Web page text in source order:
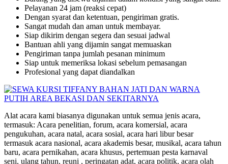
Pelayanan 24 jam (reaksi cepat)
Dengan syarat dan ketentuan, pengiriman gratis.
Sangat mudah dan aman untuk membayar.
Siap dikirim dengan segera dan sesuai jadwal
Bantuan ahli yang dijamin sangat memuaskan
Pengiriman tanpa jumlah pesanan minimum
Siap untuk memeriksa lokasi sebelum pemasangan
Profesional yang dapat diandalkan
Alat acara kami biasanya digunakan untuk semua jenis acara,
termasuk: Acara penelitian, forum, acara komersial, acara
pengukuhan, acara natal, acara sosial, acara hari libur besar
termasuk acara nasional, acara akademis besar, musikal, acara tahun
baru, acara pernikahan, acara khusus, pertemuan pesta karnaval
seni, ulang tahun, reuni , peringatan adat, acara politik, acara olah